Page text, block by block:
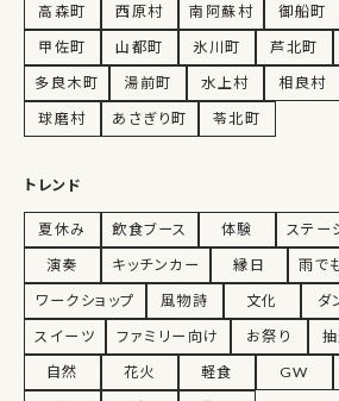
高森町
西原村 南阿蘇村 御船町
甲佐町
山都町 氷川町 芦北町
多良木町
湯前町 水上村 相良村
球磨村
あさぎり町 苓北町
トレンド
夏休み 飲食ブース 体験 ステー
演奏
キッチンカー 縁日 雨で
ワークショップ
風物詩 文化 ダ
スイーツ
ファミリー向け お祭り
自然
花火 軽食 GW